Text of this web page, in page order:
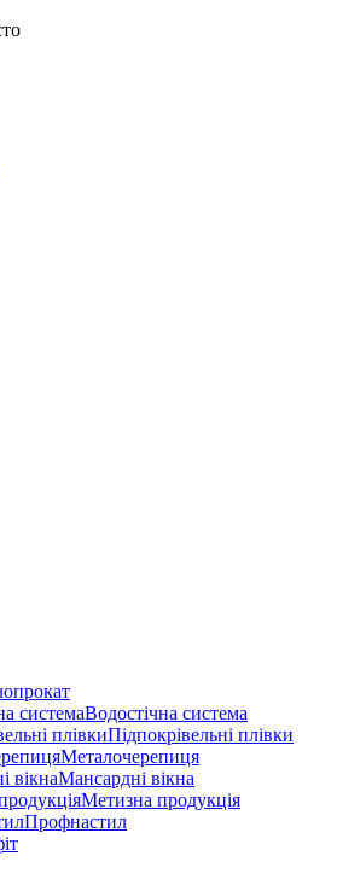
Водостічна система
Підпокрівельні плівки
Металочерепиця
Мансардні вікна
Метизна продукція
Профнастил